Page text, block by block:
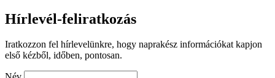
Hírlevél-feliratkozás
Iratkozzon fel hírlevelünkre, hogy naprakész információkat kapjon
első kézből, időben, pontosan.